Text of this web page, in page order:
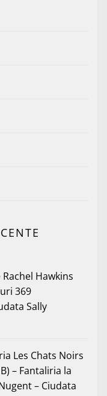
Hawkins
369
Sally
Les Chats Noirs
– Fantaliria la
– Ciudata